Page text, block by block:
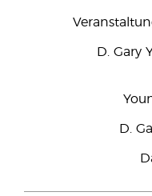
D. Gary
D.